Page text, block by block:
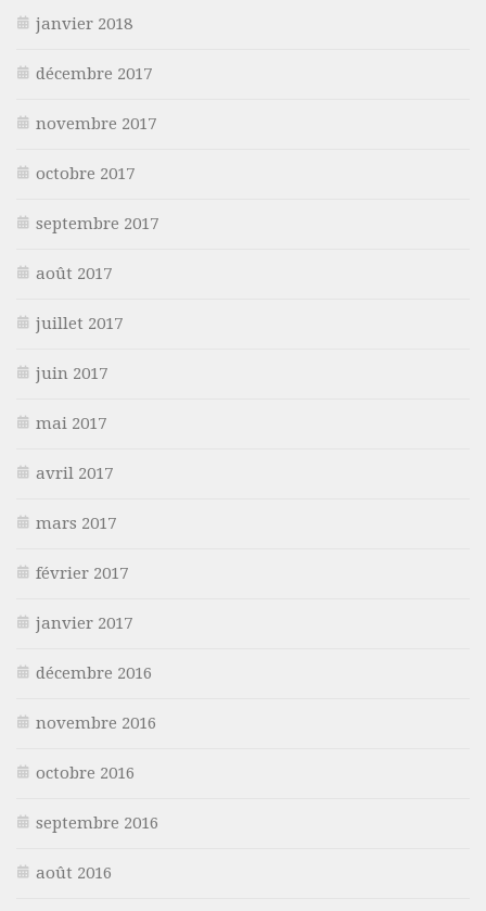
janvier 2018
décembre 2017
novembre 2017
octobre 2017
septembre 2017
août 2017
juillet 2017
juin 2017
mai 2017
avril 2017
mars 2017
février 2017
janvier 2017
décembre 2016
novembre 2016
octobre 2016
septembre 2016
août 2016